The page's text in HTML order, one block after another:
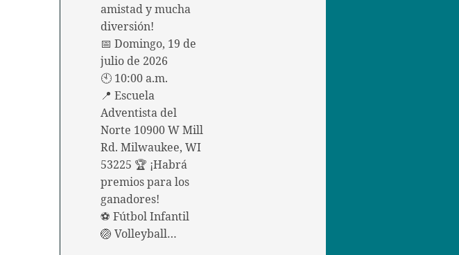
amistad y mucha
diversión!
📅 Domingo, 19 de
julio de 2026
🕙 10:00 a.m.
📍 Escuela
Adventista del
Norte 10900 W Mill
Rd. Milwaukee, WI
53225 🏆 ¡Habrá
premios para los
ganadores!
⚽ Fútbol Infantil
🏐 Volleyball…